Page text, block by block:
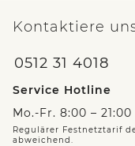
Kontaktiere
0512 31 4018
Service Hotline
Mo.-Fr. 8:00 –
Regulärer Festnetztarif
abweichend.